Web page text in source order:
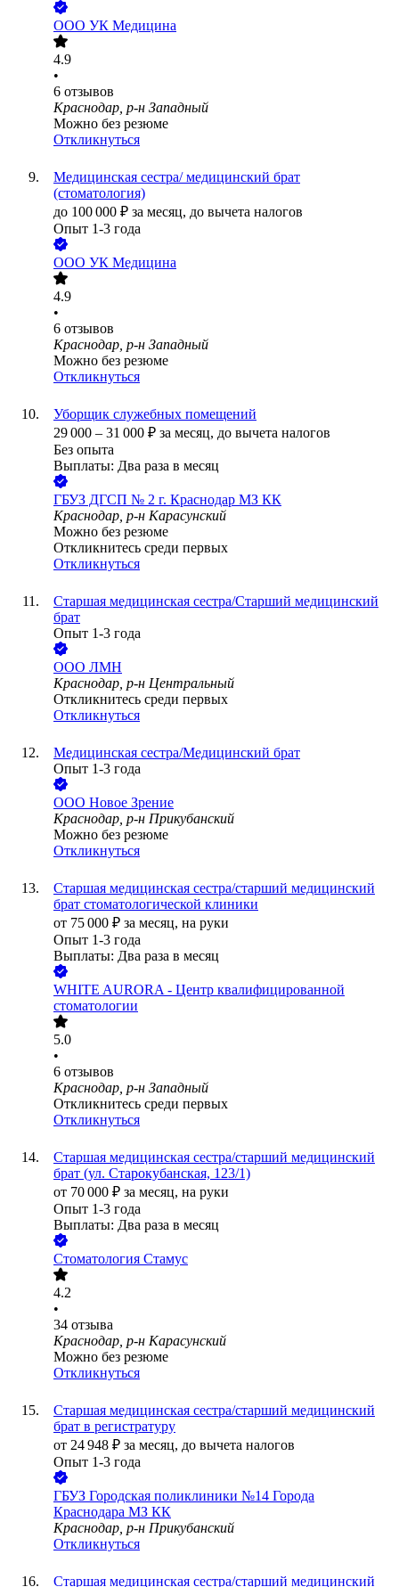
ООО УК Медицина
4.9
•
6 отзывов
Краснодар, р-н Западный
Можно без резюме
Откликнуться
Медицинская сестра/ медицинский брат
(стоматология)
до 100 000 ₽ за месяц, до вычета налогов
Опыт 1-3 года
ООО УК Медицина
4.9
•
6 отзывов
Краснодар, р-н Западный
Можно без резюме
Откликнуться
Уборщик служебных помещений
29 000 – 31 000 ₽ за месяц, до вычета налогов
Без опыта
Выплаты: Два раза в месяц
ГБУЗ ДГСП № 2 г. Краснодар МЗ КК
Краснодар, р-н Карасунский
Можно без резюме
Откликнитесь среди первых
Откликнуться
Старшая медицинская сестра/Старший медицинский
брат
Опыт 1-3 года
ООО ЛМН
Краснодар, р-н Центральный
Откликнитесь среди первых
Откликнуться
Медицинская сестра/Медицинский брат
Опыт 1-3 года
ООО Новое Зрение
Краснодар, р-н Прикубанский
Можно без резюме
Откликнуться
Старшая медицинская сестра/старший медицинский
брат стоматологической клиники
от 75 000 ₽ за месяц, на руки
Опыт 1-3 года
Выплаты: Два раза в месяц
WHITE AURORA - Центр квалифицированной
стоматологии
5.0
•
6 отзывов
Краснодар, р-н Западный
Откликнитесь среди первых
Откликнуться
Старшая медицинская сестра/старший медицинский
брат (ул. Старокубанская, 123/1)
от 70 000 ₽ за месяц, на руки
Опыт 1-3 года
Выплаты: Два раза в месяц
Стоматология Стамус
4.2
•
34 отзыва
Краснодар, р-н Карасунский
Можно без резюме
Откликнуться
Старшая медицинская сестра/старший медицинский
брат в регистратуру
от 24 948 ₽ за месяц, до вычета налогов
Опыт 1-3 года
ГБУЗ Городская поликлиники №14 Города
Краснодара МЗ КК
Краснодар, р-н Прикубанский
Откликнуться
Старшая медицинская сестра/старший медицинский